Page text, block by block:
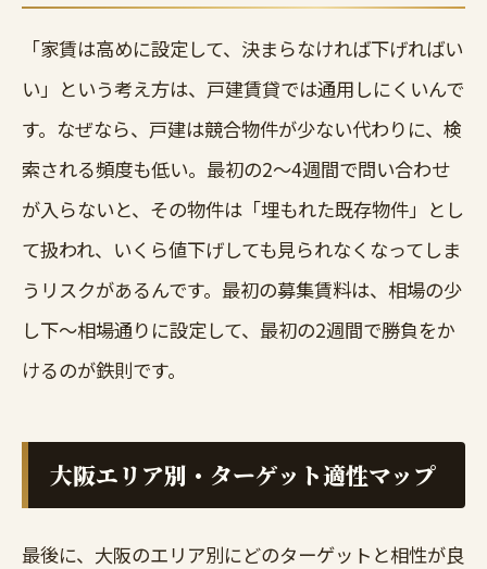
「家賃は高めに設定して、決まらなければ下げればい
い」という考え方は、戸建賃貸では通用しにくいんで
す。なぜなら、戸建は競合物件が少ない代わりに、検
索される頻度も低い。最初の2〜4週間で問い合わせ
が入らないと、その物件は「埋もれた既存物件」とし
て扱われ、いくら値下げしても見られなくなってしま
うリスクがあるんです。最初の募集賃料は、相場の少
し下〜相場通りに設定して、最初の2週間で勝負をか
けるのが鉄則です。
大阪エリア別・ターゲット適性マップ
最後に、大阪のエリア別にどのターゲットと相性が良